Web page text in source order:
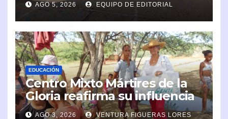
AGO 5, 2026 EQUIPO DE EDITORIAL
EDUCACIÓN
Centro Mixto Mártires de la
Gloria reafirma su influencia
en la comunidad
AGO 3, 2026 VENTURA FIGUERAS LORES